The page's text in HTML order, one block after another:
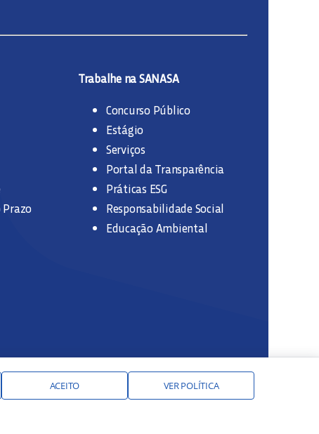
Prazo
Trabalhe na SANASA
Concurso Público
Estágio
Serviços
Portal da Transparência
Práticas ESG
Responsabilidade Social
Educação Ambiental
ACEITO VER POLÍTICA